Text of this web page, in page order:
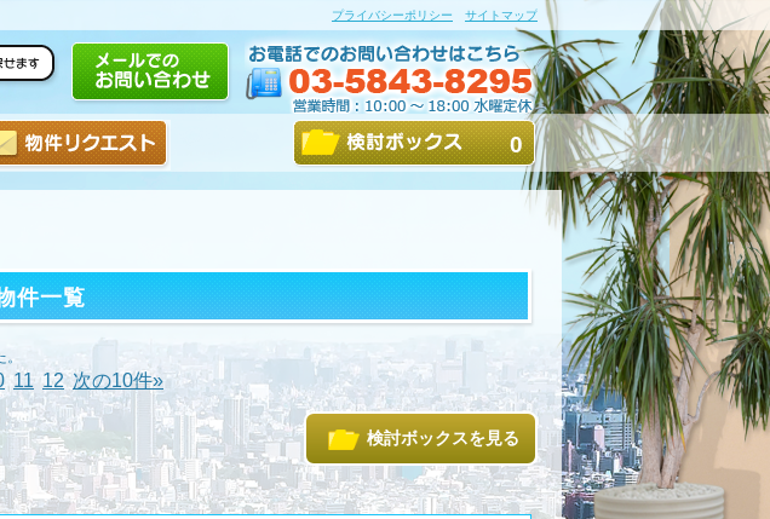
プライバシーポリシー サイトマップ
0
件一覧
11 12 次の10件»